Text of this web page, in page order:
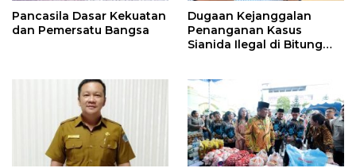
Pancasila Dasar Kekuatan
dan Pemersatu Bangsa
Dugaan Kejanggalan
Penanganan Kasus
Sianida Ilegal di Bitung